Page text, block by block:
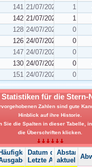
141 21/07/2020 1
142 21/07/2020 1
128 24/07/2020 0
126 24/07/2020 0
147 24/07/2020 0
130 24/07/2020 0
151 24/07/2020 0
Statistiken für die Stern-
Zahlen sind gute
Hinblick auf ihre Historie.
Sie die Spalten in dieser Tabelle,
die Überschriften klicken.
Häufigkeit der Ausgabe
Datum der Ausgabe
Letzte Ausgabe
Abstand
aktuelle